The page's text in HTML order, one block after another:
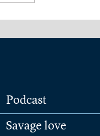
Podcast
Savage love